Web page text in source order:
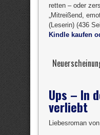
retten – oder
„Mitreißend,
(Leserin) (436
Kindle kaufen
Ups – In
verliebt
Liebesroman